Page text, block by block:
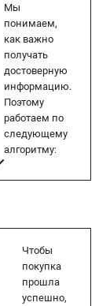
Мы
понимаем,
как важно
получать
достоверную
информацию.
Поэтому
работаем по
следующему
алгоритму:
Чтобы
покупка
прошла
успешно,